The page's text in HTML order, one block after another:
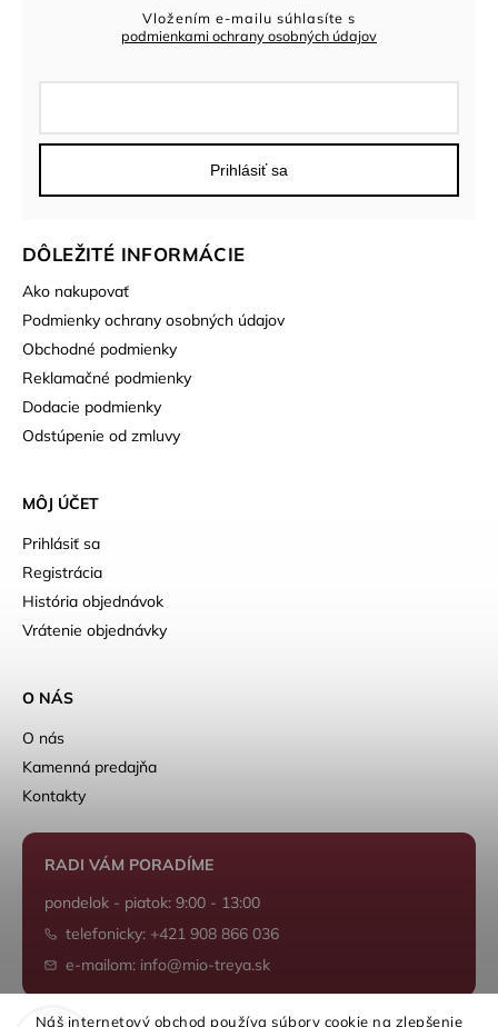
Náš internetový obchod používa súbory cookie na zlepšenie
DÔLEŽITÉ INFORMÁCIE
Ako nakupovať
Podmienky ochrany osobných údajov
Obchodné podmienky
Reklamačné podmienky
Dodacie podmienky
Odstúpenie od zmluvy
MÔJ ÚČET
Prihlásiť sa
Registrácia
História objednávok
Vrátenie objednávky
Vložením e-mailu súhlasíte s
podmienkami ochrany osobných údajov
Prihlásiť sa
O NÁS
O nás
Kamenná predajňa
Kontakty
RADI VÁM PORADÍME
pondelok - piatok: 9:00 - 13:00
telefonicky: +421 908 866 036
e-mailom: info@mio-treya.sk